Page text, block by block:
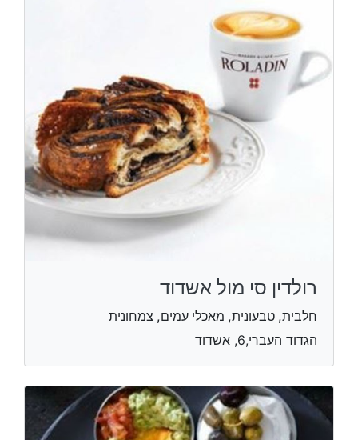
רולדין סי מול אשדוד
חלבית, טבעונית, מאכלי עמים, צמחונית
הגדוד העברי,6, אשדוד